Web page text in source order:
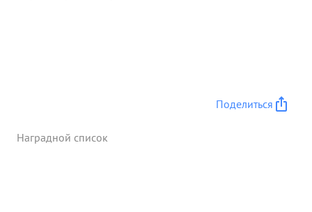
Поделиться
Наградной список